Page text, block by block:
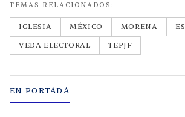
TEMAS RELACIONADOS:
IGLESIA MÉXICO MORENA
VEDA ELECTORAL
TEPJF
EN PORTADA